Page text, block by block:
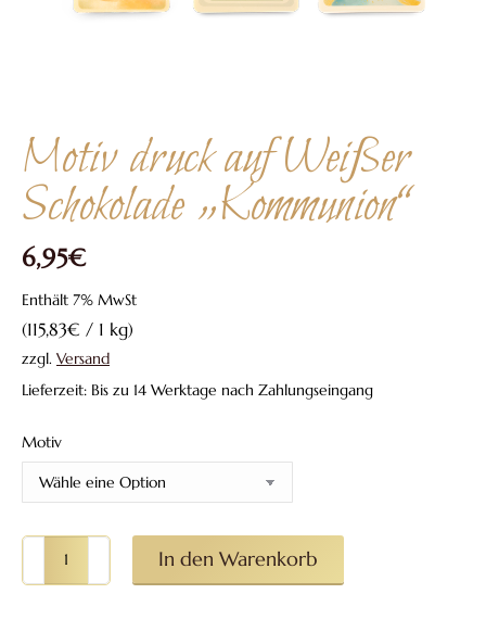
Motiv druck auf Weißer
Schokolade „Kommunion“
6,95€
Enthält 7% MwSt
(115,83€ / 1 kg)
zzgl. Versand
Lieferzeit: Bis zu 14 Werktage nach Zahlungseingang
Motiv
Motiv
druck
In den Warenkorb